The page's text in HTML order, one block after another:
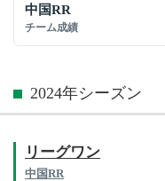
中国RR
チーム成績
2024年シーズン
リーグワン
中国RR